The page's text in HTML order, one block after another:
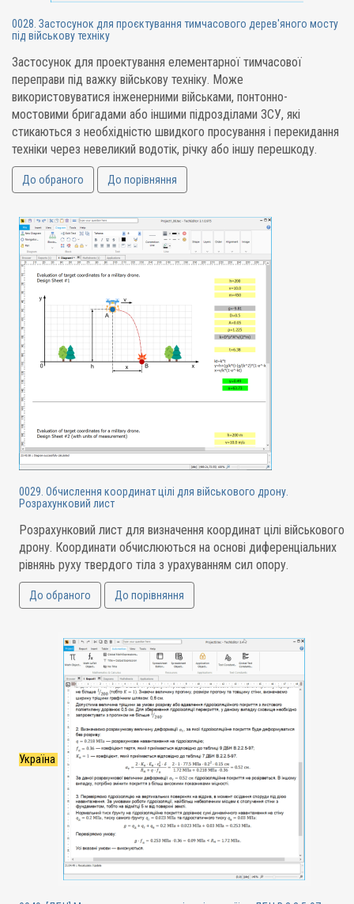
0028. Застосунок для проєктування тимчасового дерев'яного мосту
під військову техніку
Застосунок для проектування елементарної тимчасової
переправи під важку військову техніку. Може
використовуватися інженерними військами, понтонно-
мостовими бригадами або іншими підрозділами ЗСУ, які
стикаються з необхідністю швидкого просування і перекидання
техніки через невеликий водотік, річку або іншу перешкоду.
До обраного До порівняння
0029. Обчислення координат цілі для військового дрону.
Розрахунковий лист
Розрахунковий лист для визначення координат цілі військового
дрону. Координати обчислюються на основі диференціальних
рівнянь руху твердого тіла з урахуванням сил опору.
До обраного До порівняння
Україна